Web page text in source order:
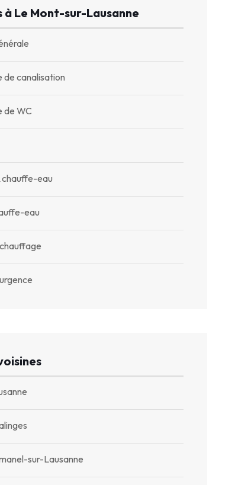
à Le Mont-sur-Lausanne
de canalisation
de WC
chauffe-eau
eau
sur-Lausanne